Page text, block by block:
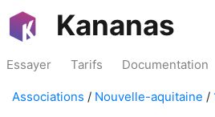
Kananas
Essayer Tarifs Documentation
Associations / Nouvelle-aquitaine /